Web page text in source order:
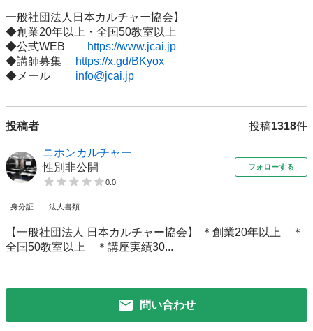
一般社団法人日本カルチャー協会】
◆創業20年以上・全国50教室以上
◆公式WEB
https://www.jcai.jp
◆講師募集
https://x.gd/BKyox
◆メール info@jcai.jp
投稿者 投稿1318件
ニホンカルチャー
性別非公開
0.0
フォローする
身分証 法人書類
【一般社団法人 日本カルチャー協会】 ＊創業20年以上 ＊
全国50教室以上 ＊講座実績30...
問い合わせ